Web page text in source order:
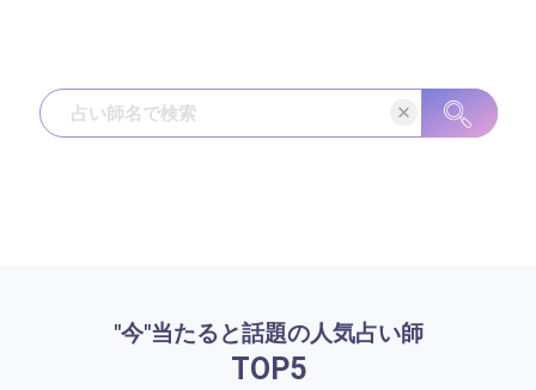
"今"当たると話題の人気占い師
TOP5